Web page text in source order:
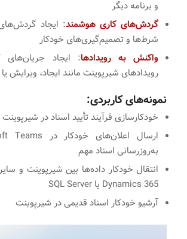
و برنامه دیگر
گردش‌های کاری هوشمند: ایجاد
شرط‌ها و تصمیم‌گیری‌های خودکار
واکنش به رویدادها: ایجاد
رویدادهای شیرپوینت مانند ایجاد، ویرایش
نمونه‌های کاربردی:
خودکارسازی فرآیند تأیید اسناد در شیرپوینت
به‌روزرسانی اسناد مهم
انتقال خودکار داده‌ها بین شیرپوینت و
Dynamics 365 یا SQL Server
آرشیو خودکار اسناد قدیمی در شیرپوینت